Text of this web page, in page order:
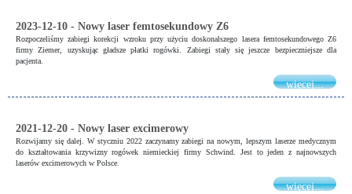
2023-12-10 - Nowy laser femtosekundowy Z6
Rozpoczeliśmy zabiegi korekcji wzroku przy użyciu doskonalszego lasera femtosekundowego Z6
firmy Ziemer, uzyskując gładsze płatki rogówki. Zabiegi stały się jeszcze bezpieczniejsze dla
pacjenta.
więcej...
2021-12-20 - Nowy laser excimerowy
Rozwijamy się dalej. W styczniu 2022 zaczynamy zabiegi na nowym, lepszym laserze medycznym
do kształtowania krzywizny rogówek niemieckiej firmy Schwind. Jest to jeden z najnowszych
laserów excimerowych w Polsce.
więcej...